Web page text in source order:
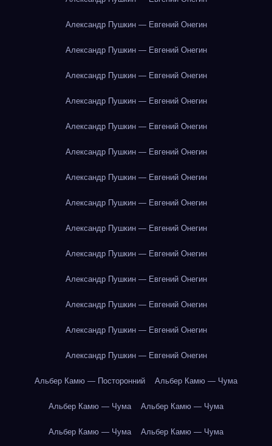
Александр Пушкин — Евгений Онегин
Александр Пушкин — Евгений Онегин
Александр Пушкин — Евгений Онегин
Александр Пушкин — Евгений Онегин
Александр Пушкин — Евгений Онегин
Александр Пушкин — Евгений Онегин
Александр Пушкин — Евгений Онегин
Александр Пушкин — Евгений Онегин
Александр Пушкин — Евгений Онегин
Александр Пушкин — Евгений Онегин
Александр Пушкин — Евгений Онегин
Александр Пушкин — Евгений Онегин
Александр Пушкин — Евгений Онегин
Александр Пушкин — Евгений Онегин
Альбер Камю — Посторонний Альбер Камю — Чума
Альбер Камю — Чума Альбер Камю — Чума
Альбер Камю — Чума Альбер Камю — Чума